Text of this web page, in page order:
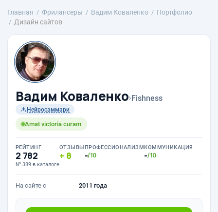
Главная Фрилансеры Вадим Коваленко
Портфолио
Дизайн сайтов
Вадим Коваленко›Fishness
Нейросаммари
Amat victoria curam
РЕЙТИНГ
2 782
№ 389 в каталоге
ОТЗЫВЫ
8
ПРОФЕССИОНАЛИЗМ
-/10
КОММУНИКАЦИЯ
-/10
На сайте с 2011 года